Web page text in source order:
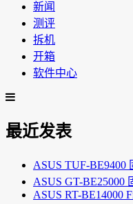
新闻
测评
拆机
开箱
软件中心
最近发表
ASUS TUF-BE9400
ASUS GT-BE25000
ASUS RT-BE14000